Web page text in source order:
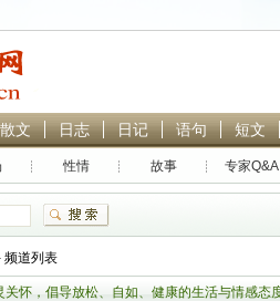
散文 日志 日记 语句 短文
性情 故事 专家Q&A
频道列表
关怀，倡导放松、自如、健康的生活与情感